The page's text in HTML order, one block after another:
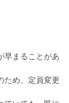
早まることがあ
ため、定員変更